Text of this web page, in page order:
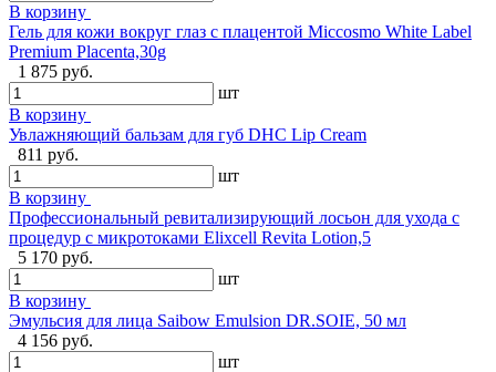
В корзину
Гель для кожи вокруг глаз с плацентой Miccosmo White Label
Premium Placenta,30g
1 875 руб.
шт
В корзину
Увлажняющий бальзам для губ DHC Lip Cream
811 руб.
шт
В корзину
Профессиональный ревитализирующий лосьон для ухода с
процедур с микротоками Elixcell Revita Lotion,5
5 170 руб.
шт
В корзину
Эмульсия для лица Saibow Emulsion DR.SOIE, 50 мл
4 156 руб.
шт